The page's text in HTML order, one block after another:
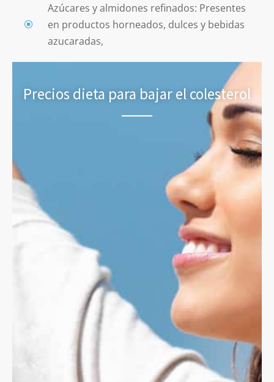
Azúcares y almidones refinados: Presentes
en productos horneados, dulces y bebidas
azucaradas,
Precios dieta para bajar el colesterol